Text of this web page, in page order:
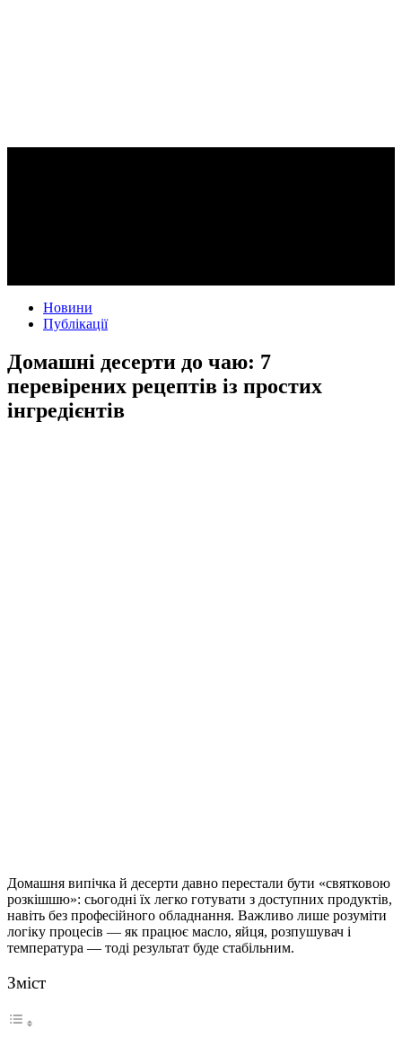
Новини
Публікації
Домашні десерти до чаю: 7
перевірених рецептів із простих
інгредієнтів
Домашня випічка й десерти давно перестали бути «святковою
розкішшю»: сьогодні їх легко готувати з доступних продуктів,
навіть без професійного обладнання. Важливо лише розуміти
логіку процесів — як працює масло, яйця, розпушувач і
температура — тоді результат буде стабільним.
Зміст